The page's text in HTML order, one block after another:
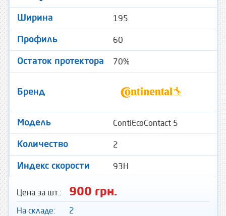
Ширина 195
Профиль 60
Остаток протектора 70%
Бренд
Модель ContiEcoContact 5
Количество 2
Индекс скорости 93H
Цена за шт.: 900 грн.
На складе: 2